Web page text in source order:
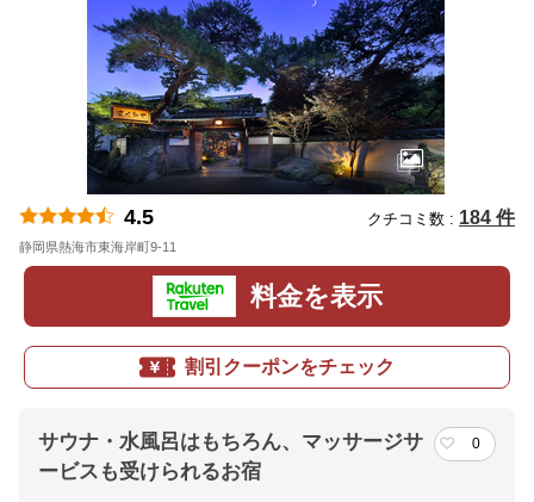
4.5 クチコミ数 : 184 件
静岡県熱海市東海岸町9-11
料金を表示
割引クーポンをチェック
サウナ・水風呂はもちろん、マッサージサ
ービスも受けられるお宿
0